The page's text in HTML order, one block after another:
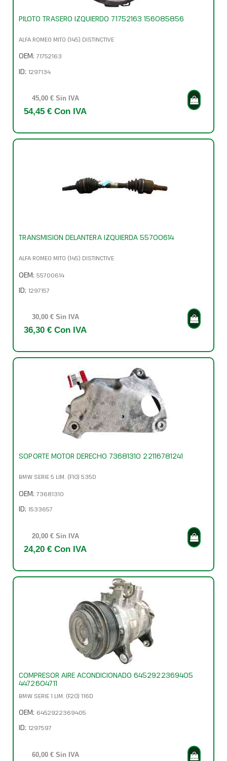
PILOTO TRASERO IZQUIERDO 71752163 156085856
ALFA ROMEO MITO (145) DISTINCTIVE
OEM: 71752163
ID: 1297134
45,00 € Sin IVA
54,45 € Con IVA
TRANSMISION DELANTERA IZQUIERDA 55700614
ALFA ROMEO MITO (145) DISTINCTIVE
OEM: 55700614
ID: 1297157
30,00 € Sin IVA
36,30 € Con IVA
SOPORTE MOTOR DERECHO 73681310 22116781241
BMW SERIE 5 LIM. (F10) 535D
OEM: 73681310
ID: 1533657
20,00 € Sin IVA
24,20 € Con IVA
COMPRESOR AIRE ACONDICIONADO 6452922369405
4472604711
BMW SERIE 1 LIM. (F20) 116D
OEM: 6452922369405
ID: 1297597
60,00 € Sin IVA